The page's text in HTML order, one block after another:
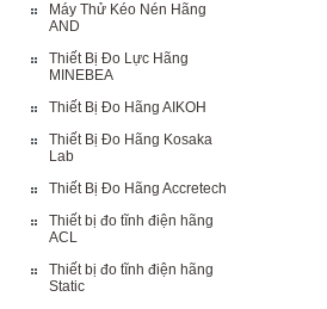
Máy Thử Kéo Nén Hãng
AND
Thiết Bị Đo Lực Hãng
MINEBEA
Thiết Bị Đo Hãng AIKOH
Thiết Bị Đo Hãng Kosaka
Lab
Thiết Bị Đo Hãng Accretech
Thiết bị đo tĩnh điện hãng
ACL
Thiết bị đo tĩnh điện hãng
Static